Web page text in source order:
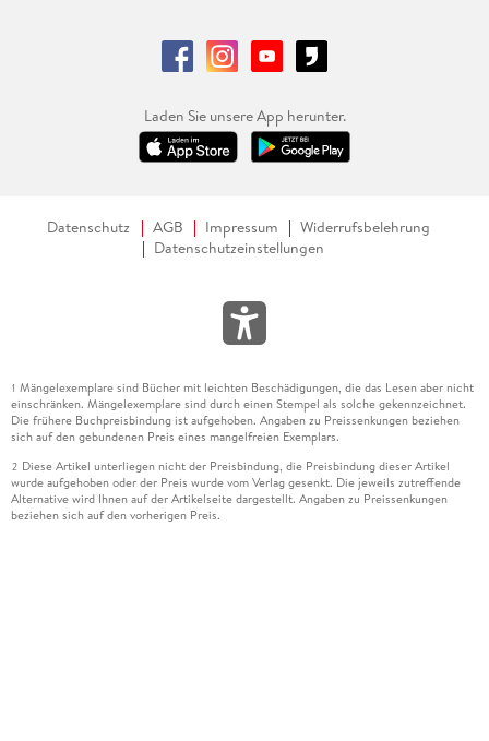
Laden Sie unsere App herunter.
Datenschutz AGB Impressum
Widerrufsbelehrung
Datenschutzeinstellungen
1 Mängelexemplare sind Bücher mit leichten Beschädigungen, die das Lesen aber nicht
einschränken. Mängelexemplare sind durch einen Stempel als solche gekennzeichnet.
Die frühere Buchpreisbindung ist aufgehoben. Angaben zu Preissenkungen beziehen
sich auf den gebundenen Preis eines mangelfreien Exemplars.
2 Diese Artikel unterliegen nicht der Preisbindung, die Preisbindung dieser Artikel
wurde aufgehoben oder der Preis wurde vom Verlag gesenkt. Die jeweils zutreffende
Alternative wird Ihnen auf der Artikelseite dargestellt. Angaben zu Preissenkungen
beziehen sich auf den vorherigen Preis.